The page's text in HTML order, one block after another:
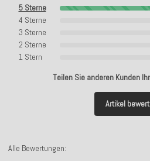
5 Sterne
4 Sterne
3 Sterne
2 Sterne
1 Stern
Teilen Sie anderen Kunden
Artikel
Alle Bewertungen: